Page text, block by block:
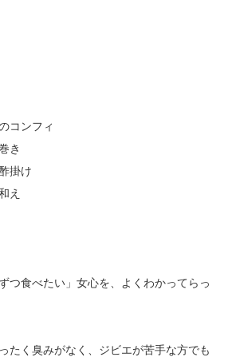
コンフィ
き
掛け
え
つ食べたい」女心を、よくわかってらっ
たく臭みがなく、ジビエが苦手な方でも